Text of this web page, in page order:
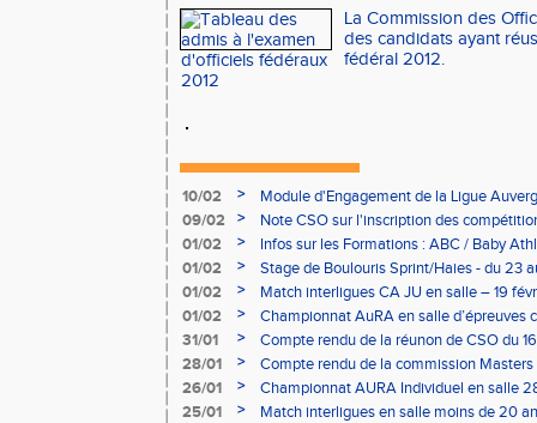
La Commission des
des candidats ayant
fédéral 2012.
10/02 >
Module d'Engagement de la Ligue
09/02
>
Note CSO sur l'inscription des
01/02
>
Infos sur les Formations : ABC / Baby
01/02
>
Stage de Boulouris Sprint/Haies - du 23
01/02
>
Match interligues CA JU en salle – 19
01/02
>
Championnat AuRA en salle d’épreuves
- le 12 février
31/01 >
Compte rendu de la réunon de CSO du
28/01
>
Compte rendu de la commission
à Bourgoin
26/01 >
Championnat AURA Individuel en salle
25/01
>
Match interligues en salle moins de 20